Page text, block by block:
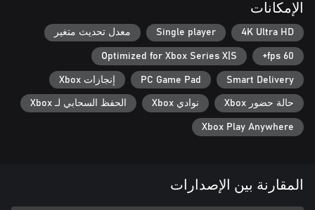
الإمكانات
4K Ultra HD
Single player معدل تحديث متغير
60 fps+
Optimized for Xbox Series X|S
Smart Delivery
PC Game Pad إنجازات Xbox
حالة حضور Xbox نوادي Xbox الحفظ السحابي لـ Xbox
Xbox Play Anywhere
المقارنة بين الإصدارات